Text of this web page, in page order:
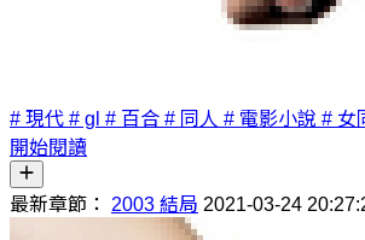
# 現代 # gl # 百合 # 同人 # 電影小說 # 女
開始閱讀
最新章節： 2003 結局 2021-03-24